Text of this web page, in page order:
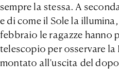
sempre la stessa. A
e di come il Sole la
febbraio le ragazze hanno
telescopio per osservare la
montato all’uscita del